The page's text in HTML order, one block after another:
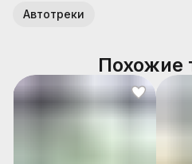
Автотреки
Похожие